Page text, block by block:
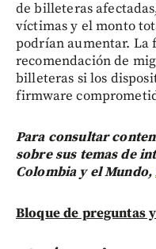
de billeteras
víctimas y el monto
podrían aumentar.
recomendación de
billeteras si los
firmware
Para consultar
sobre sus temas de
Colombia y el Mundo,
Bloque de preguntas